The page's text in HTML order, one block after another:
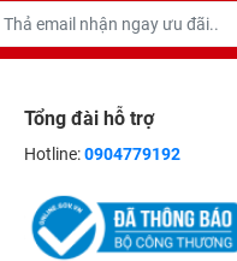
Tổng đài hỗ trợ
Hotline:0904779192